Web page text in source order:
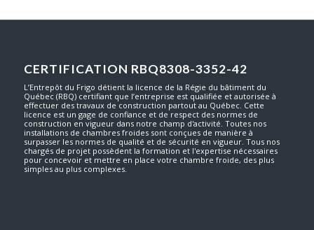
CERTIFICATION RBQ8308-3352-42
L’Entrepôt du Frigo détient la licence de la Régie du bâtiment du
Québec (RBQ) certifiant que l’entreprise est qualifiée et autorisée à
effectuer des travaux de construction partout au Québec. Cette
licence est un gage de confiance et de respect des normes de
construction en vigueur dans notre champ d'activité. Toutes nos
installations de chambres froides sont conçues de manière à
surpasser les normes de qualité et de sécurité en vigueur. Tous nos
chargés de projet possèdent la formation et l'expertise nécessaires
pour concevoir et mettre en place votre chambre froide, des plus
simples au plus complexes.